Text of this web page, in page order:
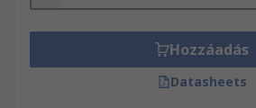
alkatrészek, elektromos
csatlakozók, mint pl. Csatlakozók
és kábelösszekötők átfogó
Amennyiben a termékeket vagy
szolgáltatásainkat illető kérdései
Hozzáadás
Datasheets